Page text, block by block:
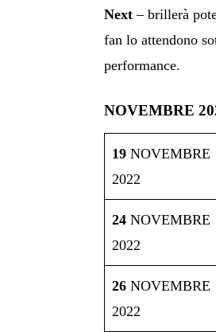
Next– brillerà
fan lo attendono
performance.
NOVEMBRE
19NOVEMBRE
2022
24NOVEMBRE
2022
26NOVEMBRE
2022